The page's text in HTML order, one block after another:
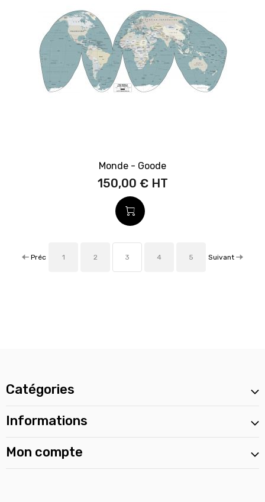
Monde - Goode
150,00 €
Préc 1 2 3 4 5 Suivant
Catégories
Informations
Mon compte